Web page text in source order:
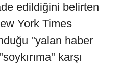
edildiğini belirten
York Times
"yalan haber
karşı